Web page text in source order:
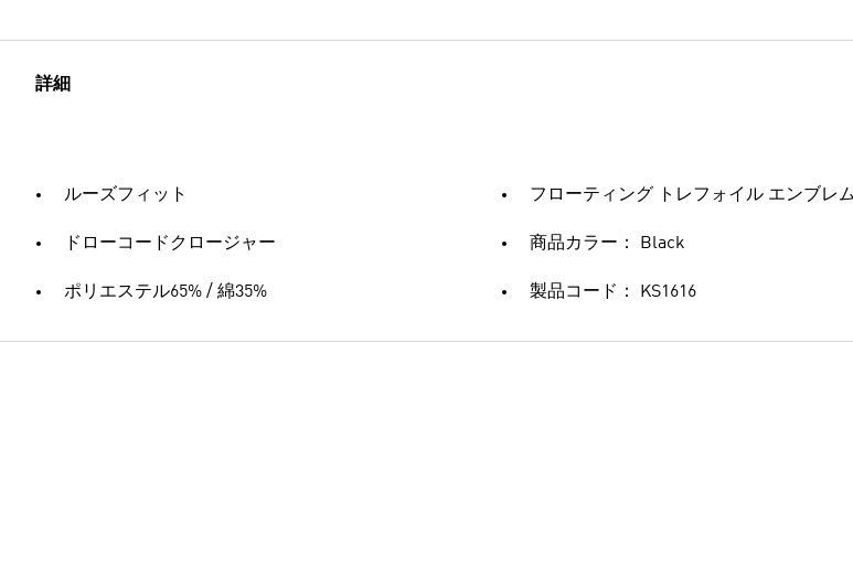
詳細
ルーズフィット
ドローコードクロージャー
ポリエステル65% / 綿35%
フローティング トレフォイル エンブレ
商品カラー： Black
製品コード： KS1616